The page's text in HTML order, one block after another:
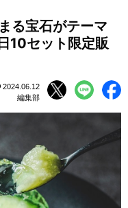
る宝石がテーマ
10セット限定販
2024.06.12
編集部